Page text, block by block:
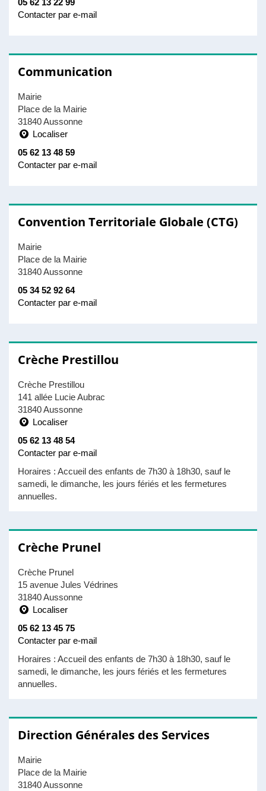
05 62 13 22 99
Contacter par e-mail
Communication
Mairie
Place de la Mairie
31840 Aussonne
Localiser
05 62 13 48 59
Contacter par e-mail
Convention Territoriale Globale (CTG)
Mairie
Place de la Mairie
31840 Aussonne
05 34 52 92 64
Contacter par e-mail
Crèche Prestillou
Crèche Prestillou
141 allée Lucie Aubrac
31840 Aussonne
Localiser
05 62 13 48 54
Contacter par e-mail
Horaires : Accueil des enfants de 7h30 à 18h30, sauf le
samedi, le dimanche, les jours fériés et les fermetures
annuelles.
Crèche Prunel
Crèche Prunel
15 avenue Jules Védrines
31840 Aussonne
Localiser
05 62 13 45 75
Contacter par e-mail
Horaires : Accueil des enfants de 7h30 à 18h30, sauf le
samedi, le dimanche, les jours fériés et les fermetures
annuelles.
Direction Générales des Services
Mairie
Place de la Mairie
31840 Aussonne